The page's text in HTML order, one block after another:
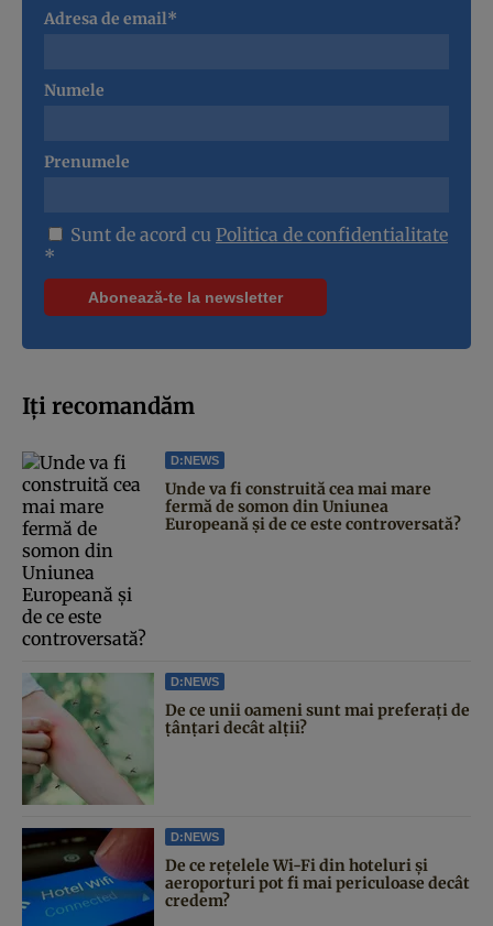
Adresa de email*
Numele
Prenumele
Sunt de acord cu Politica de confidentialitate
*
Iți recomandăm
D:NEWS
Unde va fi construită cea mai mare
fermă de somon din Uniunea
Europeană și de ce este controversată?
D:NEWS
De ce unii oameni sunt mai preferați de
țânțari decât alții?
D:NEWS
De ce rețelele Wi-Fi din hoteluri și
aeroporturi pot fi mai periculoase decât
credem?